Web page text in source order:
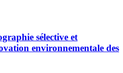
sélective et
environnementale des